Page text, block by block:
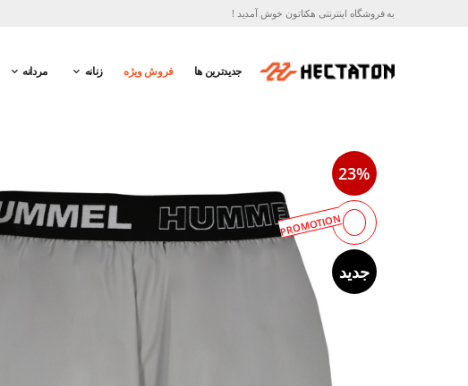
به فروشگاه اینترنتی هکتاتون خوش آمدید !
جدیدترین ها فروش ویژه زنانه مردانه
23%
PROMOTION
جدید